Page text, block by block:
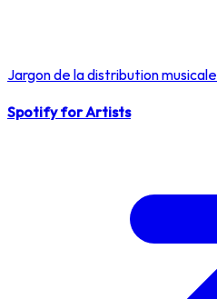
Jargon de la distribution musicale
Spotify for Artists